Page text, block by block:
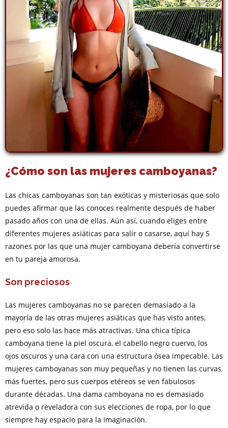
¿Cómo son las mujeres camboyanas?
Las chicas camboyanas son tan exóticas y misteriosas que solo
puedes afirmar que las conoces realmente después de haber
pasado años con una de ellas. Aún así, cuando eliges entre
diferentes mujeres asiáticas para salir o casarse, aquí hay 5
razones por las que una mujer camboyana debería convertirse
en tu pareja amorosa.
Son preciosos
Las mujeres camboyanas no se parecen demasiado a la
mayoría de las otras mujeres asiáticas que has visto antes,
pero eso solo las hace más atractivas. Una chica típica
camboyana tiene la piel oscura, el cabello negro cuervo, los
ojos oscuros y una cara con una estructura ósea impecable. Las
mujeres camboyanas son muy pequeñas y no tienen las curvas
más fuertes, pero sus cuerpos etéreos se ven fabulosos
durante décadas. Una dama camboyana no es demasiado
atrevida o reveladora con sus elecciones de ropa, por lo que
siempre hay espacio para la imaginación.